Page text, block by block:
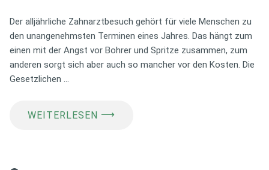
Der alljährliche Zahnarztbesuch gehört für viele Menschen zu
den unangenehmsten Terminen eines Jahres. Das hängt zum
einen mit der Angst vor Bohrer und Spritze zusammen, zum
anderen sorgt sich aber auch so mancher vor den Kosten. Die
Gesetzlichen …
WEITERLESEN ⟶